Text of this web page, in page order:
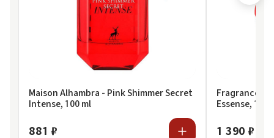
Maison Alhambra - Pink Shimmer Secret
Intense, 100 ml
881 ₽
Fragrance
Essense, 100
1 390 ₽